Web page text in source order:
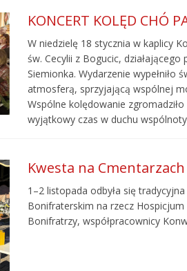
KONCERT KOLĘD CHÓ
W niedzielę 18 stycznia w kaplicy
św. Cecylii z Bogucic,
Siemionka. Wydarzenie wypełniło
atmosferą, sprzyjającą wspólnej
Wspólne kolędowanie
wyjątkowy czas w duchu
Kwesta na Cmentarzach
1–2 listopada odbyła się
Bonifraterskim na rzecz
Bonifratrzy, współpracownicy